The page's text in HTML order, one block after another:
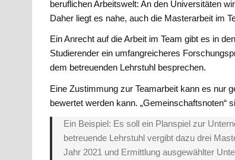
beruflichen Arbeitswelt: An den Universitäten
Daher liegt es nahe, auch die Masterarbeit im
Ein Anrecht auf die Arbeit im Team gibt es in
Studierender ein umfangreicheres
dem betreuenden Lehrstuhl besprechen.
Eine Zustimmung zur Teamarbeit kann es nur
bewertet werden kann. „Gemeinschaftsnoten“
Ein Beispiel: Es soll ein Planspiel zur
betreuende Lehrstuhl vergibt dazu drei
Jahr 2021 und Ermittlung ausgewählter